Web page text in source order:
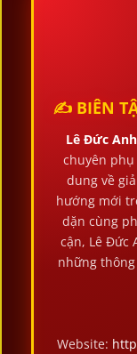
✍️ BIÊN
Lê Đức Anh
chuyên
dung về
hướng mới
dặn cùng
cận, Lê Đức
những
Website: